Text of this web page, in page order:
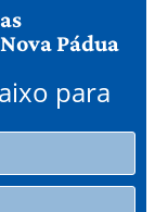
Pádua
para